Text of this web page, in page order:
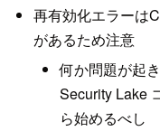
再有効化エラーは
があるため注意
何か問題が起
Security Lake
ら始めるべし